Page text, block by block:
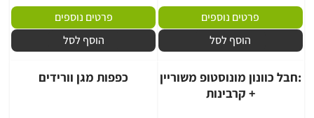
פרטים נוספים
הוסף לסל
פרטים נוספים
הוסף לסל
:חבל כוונון מונוסטופ משוריין
+ קרבינות
כפפות מגן וורידים